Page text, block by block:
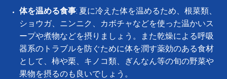
体を温める食事: 夏に冷えた体を温めるため、根菜類、
ショウガ、ニンニク、カボチャなどを使った温かいス
ープや煮物などを摂りましょう。また乾燥による呼吸
器系のトラブルを防ぐために体を潤す薬効のある食材
として、柿や栗、キノコ類、ぎんなん等の旬の野菜や
果物を摂るのも良いでしょう。